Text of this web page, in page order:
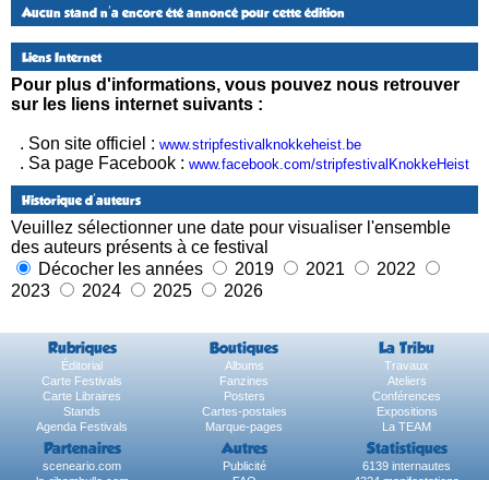
Aucun stand n'a encore été annoncé pour cette édition
Liens Internet
Pour plus d'informations, vous pouvez nous retrouver
sur les liens internet suivants :
. Son site officiel : www.stripfestivalknokkeheist.be
. Sa page Facebook : www.facebook.com/stripfestivalKnokkeHeist
Historique d'auteurs
Veuillez sélectionner une date pour visualiser l'ensemble
des auteurs présents à ce festival
Décocher les années
2019 2021
2022
2023
2024 2025 2026
Rubriques Boutiques La Tribu
Éditorial Albums
Travaux
Carte Festivals
Fanzines
Ateliers
Carte Libraires
Posters
Conférences
Stands
Cartes-postales
Expositions
Agenda Festivals
Marque-pages La TEAM
Partenaires Autres Statistiques
sceneario.com Publicité
6139 internautes